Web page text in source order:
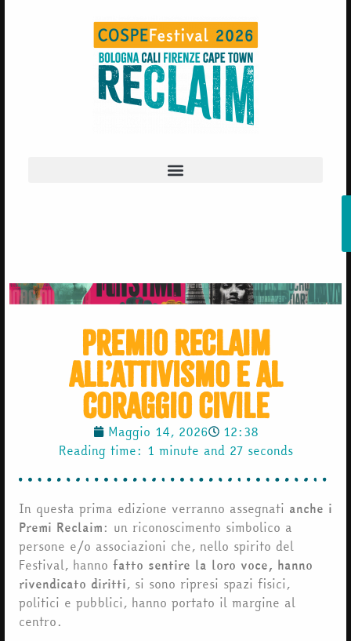
Premio RECLAIM
all’attivismo e al
coraggio civile
Maggio 14, 2026
12:38
Reading time: 1 minute and 27 seconds
In questa prima edizione verranno assegnati anche i
Premi Reclaim: un riconoscimento simbolico a
persone e/o associazioni che, nello spirito del
Festival, hanno fatto sentire la loro voce, hanno
rivendicato diritti, si sono ripresi spazi fisici,
politici e pubblici, hanno portato il margine al
centro.